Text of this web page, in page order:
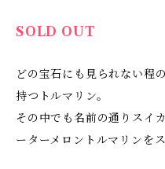
SOLD OUT
どの宝石にも見られない程
持つトルマリン。
その中でも名前の通りスイ
ーターメロントルマリンを